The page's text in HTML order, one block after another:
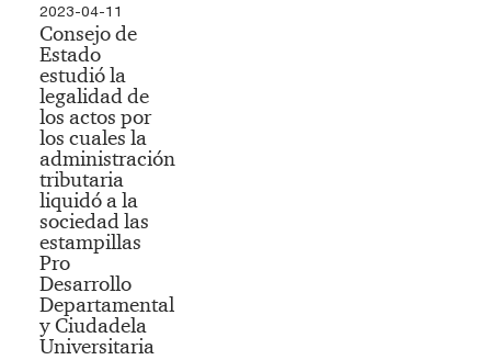
2023-04-11
Consejo de
Estado
estudió la
legalidad de
los actos por
los cuales la
administración
tributaria
liquidó a la
sociedad las
estampillas
Pro
Desarrollo
Departamental
y Ciudadela
Universitaria